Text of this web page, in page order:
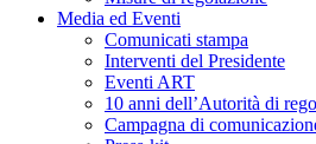
Media ed Eventi
Comunicati stampa
Interventi del Presidente
Eventi ART
10 anni dell’Autorità di
Campagna di